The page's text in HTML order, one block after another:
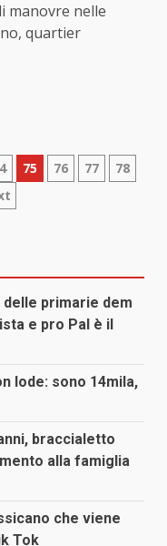
manovre nelle
quartier
75 76 77
78
delle primarie dem
e pro Pal è il
lode: sono 14mila,
braccialetto
alla famiglia
che viene
Tok